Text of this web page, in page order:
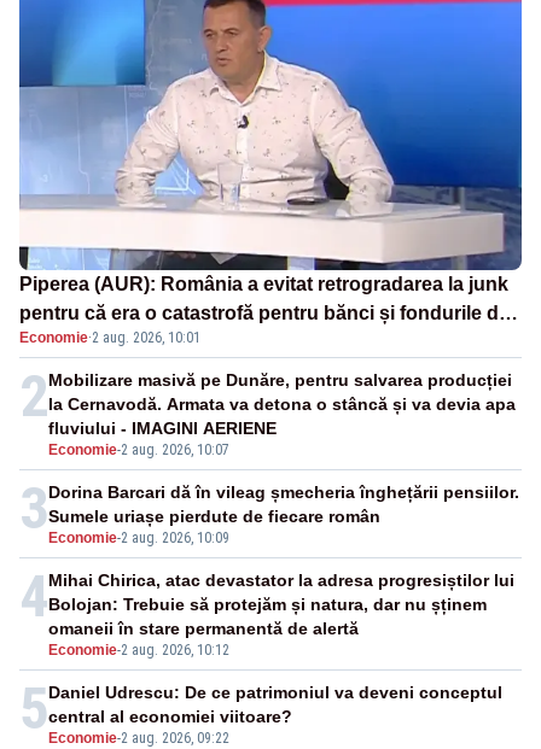
Piperea (AUR): România a evitat retrogradarea la junk
pentru că era o catastrofă pentru bănci și fondurile de
pensii
Economie·2 aug. 2026, 10:01
2
Economie-2 aug. 2026, 10:07
Mobilizare masivă pe Dunăre, pentru salvarea producției
la Cernavodă. Armata va detona o stâncă și va devia apa
fluviului - IMAGINI AERIENE
3 Economie-2 aug. 2026, 10:09
Dorina Barcari dă în vileag șmecheria înghețării pensiilor.
Sumele uriașe pierdute de fiecare român
4
Economie-2 aug. 2026, 10:12
Mihai Chirica, atac devastator la adresa progresiștilor lui
Bolojan: Trebuie să protejăm și natura, dar nu șținem
omaneii în stare permanentă de alertă
5 Economie-2 aug. 2026, 09:22
Daniel Udrescu: De ce patrimoniul va deveni conceptul
central al economiei viitoare?